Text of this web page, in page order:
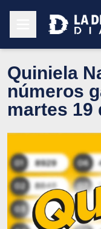
Quiniela
números
martes 19